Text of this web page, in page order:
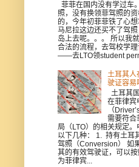
菲菲在国内没有学过车
照，没有换领菲驾照的
的，今年初菲菲铁了心想
马尼拉这边还买不了驾
岛上去呢。。。 所以我
合法的流程，去驾校学
——去LTO领student
土耳其人
驶证容易
土耳其
在菲律宾
（
需要符合
局（LTO）的相关规定
以下几种： 1. 持有土耳
驾照（Conversion） 如
其的有效驾驶证，可以
为菲律宾...